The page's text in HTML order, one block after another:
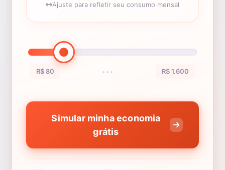
Ajuste para refletir seu consumo mensal
R$ 80 ••• R$ 1.600
Simular minha economia
grátis